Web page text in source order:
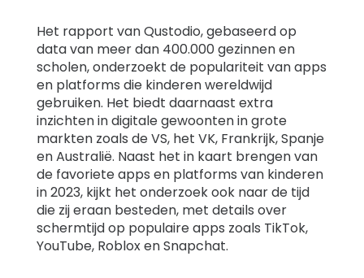
Het rapport van Qustodio, gebaseerd op
data van meer dan 400.000 gezinnen en
scholen, onderzoekt de populariteit van apps
en platforms die kinderen wereldwijd
gebruiken. Het biedt daarnaast extra
inzichten in digitale gewoonten in grote
markten zoals de VS, het VK, Frankrijk, Spanje
en Australië. Naast het in kaart brengen van
de favoriete apps en platforms van kinderen
in 2023, kijkt het onderzoek ook naar de tijd
die zij eraan besteden, met details over
schermtijd op populaire apps zoals TikTok,
YouTube, Roblox en Snapchat.